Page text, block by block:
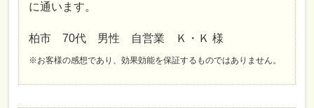
に通います。
柏市 70代 男性 自営業 Ｋ・Ｋ 様
※お客様の感想であり、効果効能を保証するものではありません。